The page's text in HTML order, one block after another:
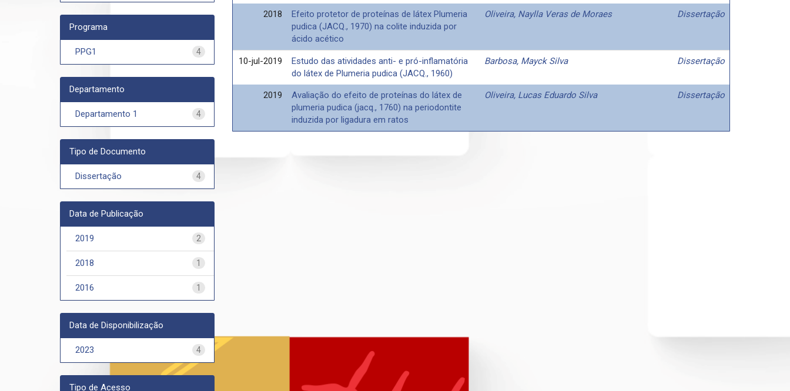
2018
Efeito protetor de proteínas de látex Plumeria
pudica (JACQ., 1970) na colite induzida por
ácido acético
Oliveira, Naylla Veras de Moraes Dissertação
10-jul-2019
Estudo das atividades anti- e pró-inflamatória
do látex de Plumeria pudica (JACQ., 1960)
Barbosa, Mayck Silva Dissertação
2019
Avaliação do efeito de proteínas do látex de
plumeria pudica (jacq., 1760) na periodontite
induzida por ligadura em ratos
Oliveira, Lucas Eduardo Silva Dissertação
Programa
4
PPG1
Departamento
4
Departamento 1
Tipo de Documento
4
Dissertação
Data de Publicação
2
2019
1
2018
1
2016
Data de Disponibilização
4
2023
Tipo de Acesso